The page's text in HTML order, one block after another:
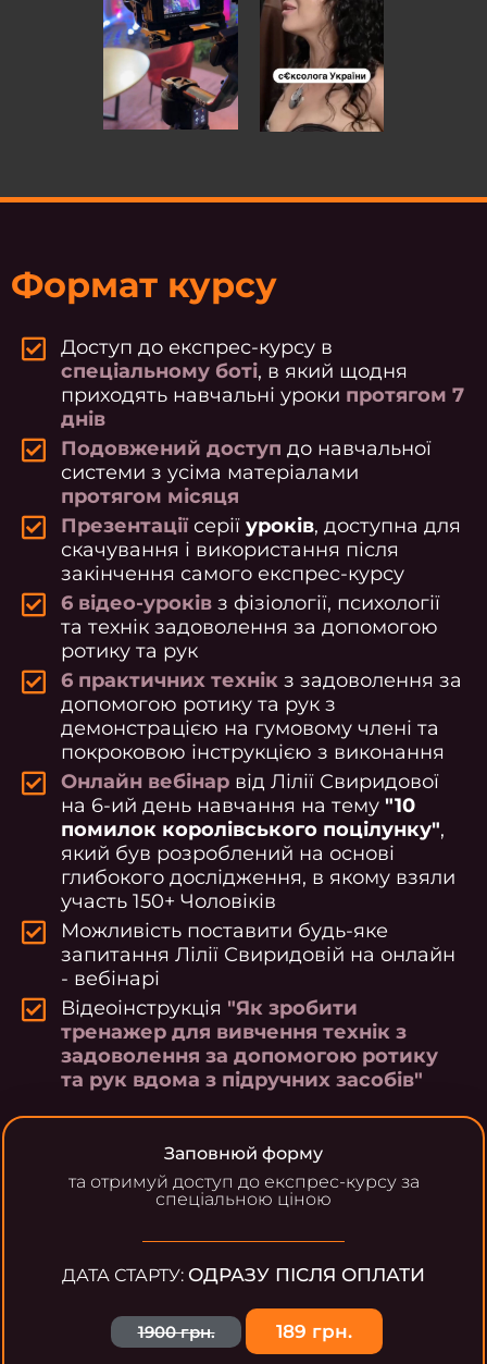
Формат курсу
Доступ до експрес-курсу в
спеціальному боті, в який щодня
приходять навчальні уроки протягом 7
днів
Подовжений доступ до навчальної
системи з усіма матеріалами
протягом місяця
Презентаціїсеріїуроків, доступна для
скачування і використання після
закінчення самого експрес-курсу
6 відео-уроків з фізіології, психології
та технік задоволення за допомогою
ротику та рук
6 практичних технік з задоволення за
допомогою ротику та рук з
демонстрацією на гумовому члені та
покроковою інструкцією з виконання
Онлайн вебінар від Лілії Свиридової
на 6-ий день навчання на тему "10
помилок королівського поцілунку",
який був розроблений на основі
глибокого дослідження, в якому взяли
участь 150+ Чоловіків
Можливість поставити будь-яке
запитання Лілії Свиридовій на онлайн
- вебінарі
Відеоінструкція "Як зробити
тренажер для вивчення технік з
задоволення за допомогою ротику
та рук вдома з підручних засобів"
Заповнюй форму
та отримуй доступ до експрес-курсу за
спеціальною ціною
ДАТА СТАРТУ: ОДРАЗУ ПІСЛЯ ОПЛАТИ
1900 грн. 189 грн.